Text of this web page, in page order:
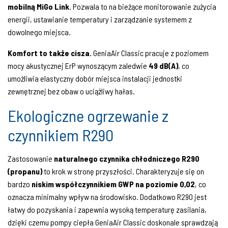
mobilną MiGo Link. Pozwala to na bieżące monitorowanie zużycia
energii, ustawianie temperatury i zarządzanie systemem z
dowolnego miejsca.
Komfort to także cisza. GeniaAir Classic pracuje z poziomem
mocy akustycznej ErP wynoszącym zaledwie 49 dB(A), co
umożliwia elastyczny dobór miejsca instalacji jednostki
zewnętrznej bez obaw o uciążliwy hałas.
Ekologiczne ogrzewanie z
czynnikiem R290
Zastosowanie naturalnego czynnika chłodniczego R290
(propanu)to krok w stronę przyszłości. Charakteryzuje się on
bardzo niskim współczynnikiem GWP na poziomie 0,02, co
oznacza minimalny wpływ na środowisko. Dodatkowo R290 jest
łatwy do pozyskania i zapewnia wysoką temperaturę zasilania,
dzięki czemu pompy ciepła GeniaAir Classic doskonale sprawdzają